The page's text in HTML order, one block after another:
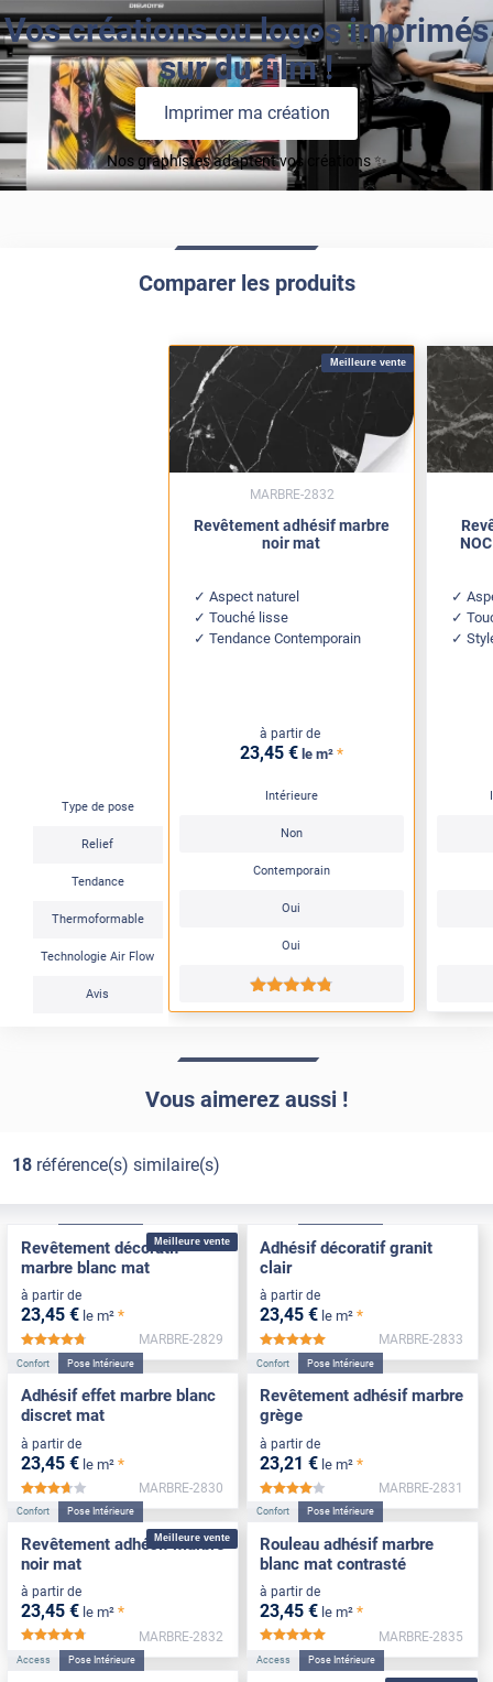
Vos créations ou logos imprimés
sur du film !
Imprimer ma création
Nos graphistes adaptent vos créations ✨
Comparer les produits
Type de pose
Relief
Tendance
Thermoformable
Technologie Air Flow
Avis
Meilleure vente
Revêtement adhésif marbre
noir mat
Aspect naturel
Touché lisse
Tendance Contemporain
à partir de
23,45 € le m² *
Intérieure
Non
Contemporain
Oui
Oui
*****
MARBRE-2832
Vous aimerez aussi !
18référence(s) similaire(s)
Meilleure vente
Revêtement décoratif
marbre blanc mat
à partir de
23,45 € le m² *
*****
MARBRE-2829
Adhésif décoratif granit
clair
à partir de
23,45 € le m² *
MARBRE-2833
Confort Pose Intérieure
Adhésif effet marbre blanc
discret mat
à partir de
23,45 € le m² *
*****
MARBRE-2830
Confort Pose Intérieure
Revêtement adhésif marbre
grège
à partir de
23,21 € le m² *
*****
MARBRE-2831
Meilleure vente
Confort Pose Intérieure
Revêtement adhésif marbre
noir mat
à partir de
23,45 € le m² *
*****
MARBRE-2832
Confort Pose Intérieure
Rouleau adhésif marbre
blanc mat contrasté
à partir de
23,45 € le m² *
MARBRE-2835
Access Pose Intérieure Access Pose Intérieure